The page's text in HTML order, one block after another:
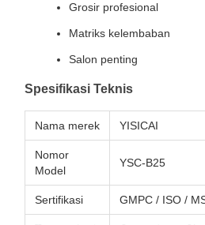
Grosir profesional
Matriks kelembaban
Salon penting
Spesifikasi Teknis
Nama merek YISICAI
Nomor
Model
YSC-B25
Sertifikasi GMPC / ISO /